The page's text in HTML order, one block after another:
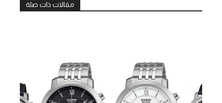
مقالات ذات صلة